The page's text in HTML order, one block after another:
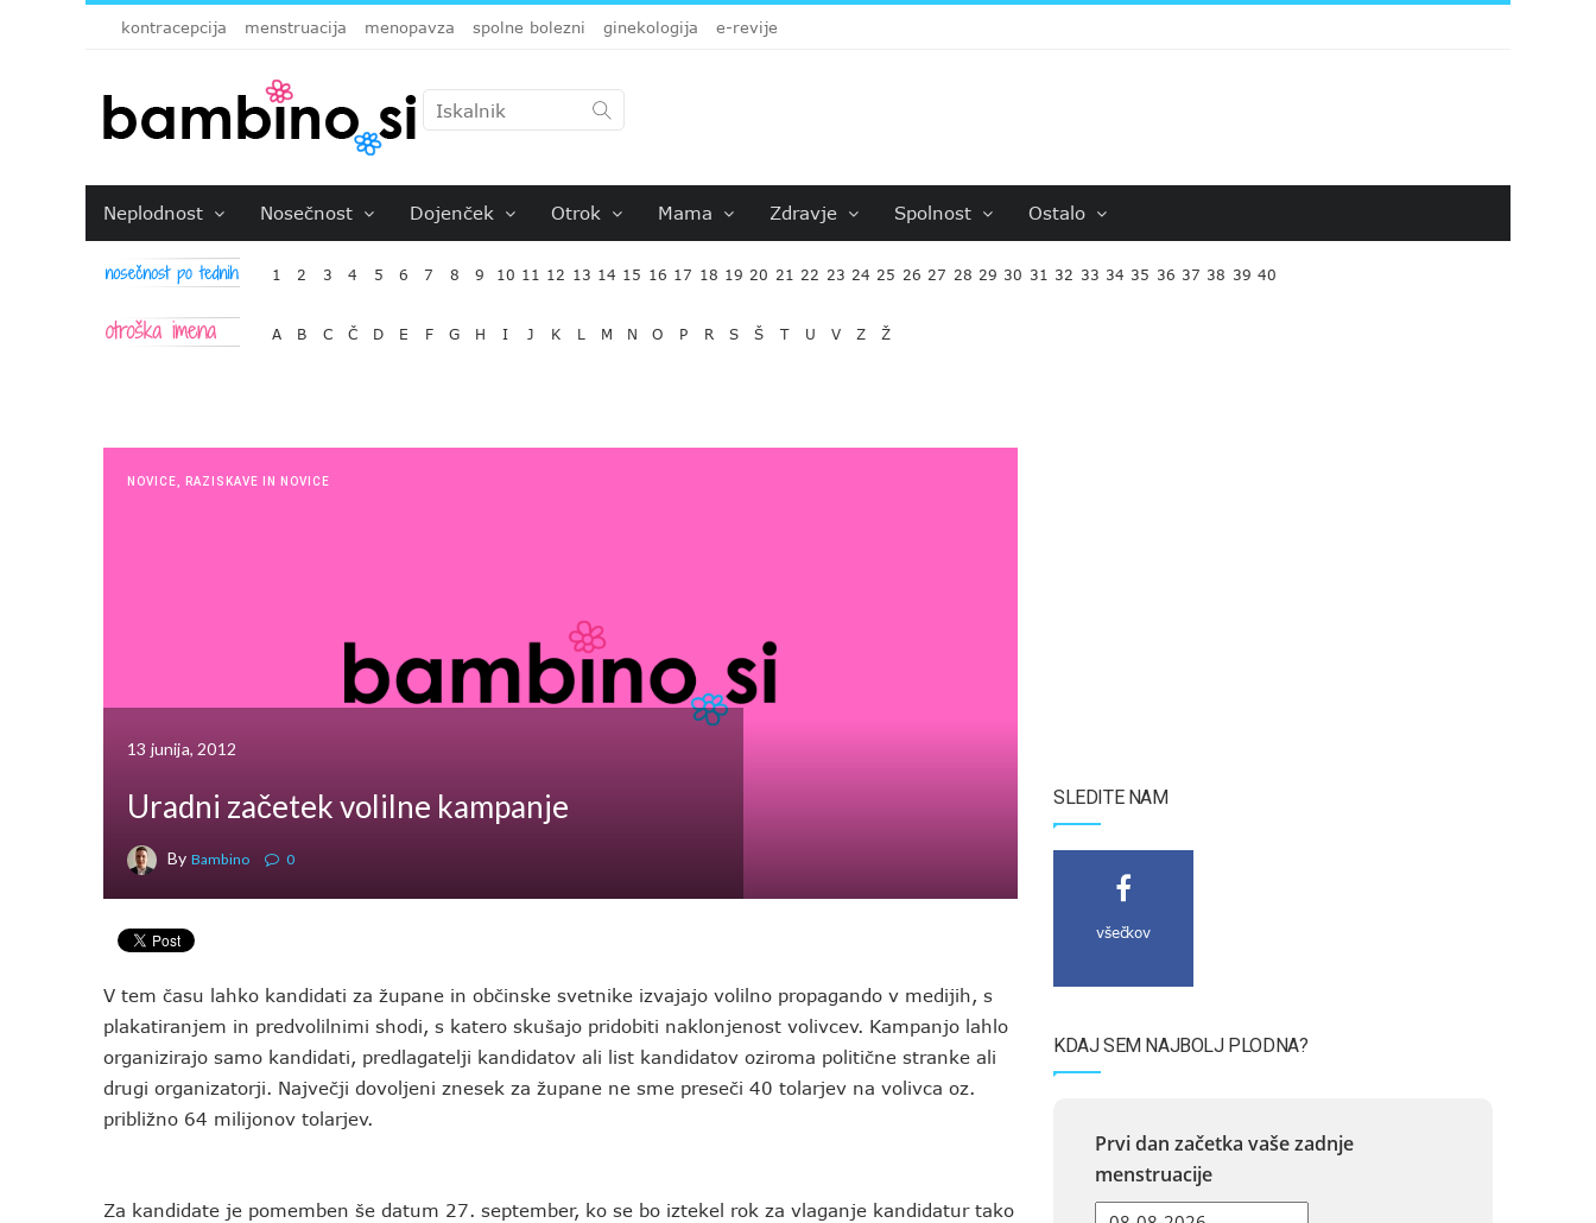
kontracepcija menstruacija menopavza spolne bolezni ginekologija e-revije
Neplodnost Nosečnost Dojenček Otrok Mama Zdravje Spolnost Ostalo
1 2 3 4 5 6 7 8 9 10 11 12 13 14 15 16 17 18 19 20 21 22 23 24 25 26 27 28 29 30 31 32 33 34 35 36 37 38 39 40
A B C Č D E F G H I J K L M N O P R S Š T U V Z Ž
NOVICE RAZISKAVE IN NOVICE
13 junija, 2012
Uradni začetek volilne kampanje
By Bambino 0
V tem času lahko kandidati za župane in občinske svetnike izvajajo volilno propagando v medijih, s
plakatiranjem in predvolilnimi shodi, s katero skušajo pridobiti naklonjenost volivcev. Kampanjo lahlo
organizirajo samo kandidati, predlagatelji kandidatov ali list kandidatov oziroma politične stranke ali
drugi organizatorji. Največji dovoljeni znesek za župane ne sme preseči 40 tolarjev na volivca oz.
približno 64 milijonov tolarjev.
Za kandidate je pomemben še datum 27. september, ko se bo iztekel rok za vlaganje kandidatur tako
SLEDITE NAM
všečkov
KDAJ SEM NAJBOLJ PLODNA?
Prvi dan začetka vaše zadnje
menstruacije